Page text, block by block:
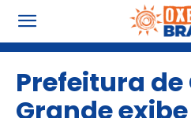
Prefeitura
Grande